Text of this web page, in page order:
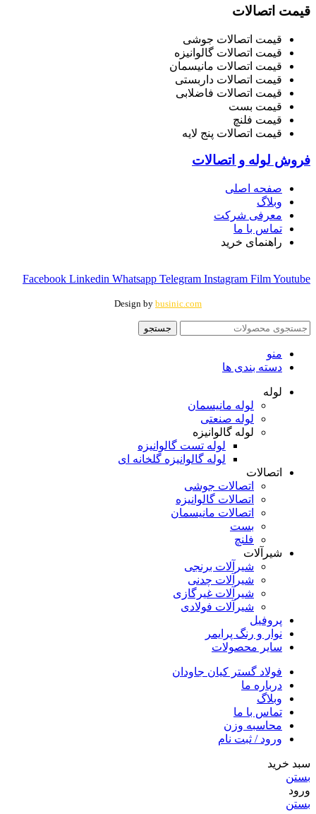
قیمت اتصالات
قیمت اتصالات جوشی
قیمت اتصالات گالوانیزه
قیمت اتصالات مانیسمان
قیمت اتصالات داربستی
قیمت اتصالات فاضلابی
قیمت بست
قیمت فلنچ
قیمت اتصالات پنج لایه
فروش لوله و اتصالات
صفحه اصلی
وبلاگ
معرفی شرکت
تماس با ما
راهنمای خرید
Facebook Linkedin Whatsapp Telegram Instagram FilmYoutube
Design by businic.com
جستجو
منو
دسته بندی ها
لوله
لوله مانیسمان
لوله صنعتی
لوله گالوانیزه
لوله تست گالوانیزه
لوله گالوانیزه گلخانه ای
اتصالات
اتصالات جوشی
اتصالات گالوانیزه
اتصالات مانیسمان
بست
فلنچ
شیرآلات
شیرآلات برنجی
شیرآلات چدنی
شیرآلات غیرگازی
شیرآلات فولادی
پروفیل
نوار و رنگ پرایمر
سایر محصولات
فولاد گستر کیان جاودان
درباره ما
وبلاگ
تماس با ما
محاسبه وزن
ورود / ثبت نام
سبد خرید
بستن
ورود
بستن